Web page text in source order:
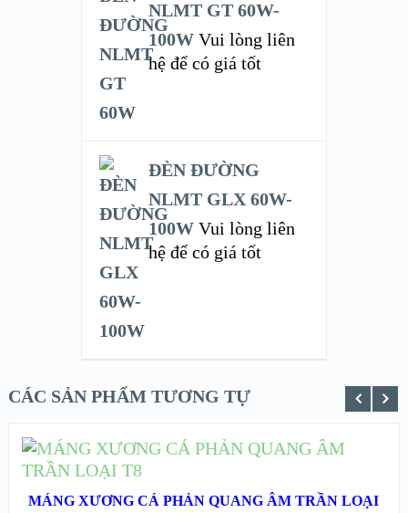
NLMT GT 60W-
100W Vui lòng liên
hệ để có giá tốt
ĐÈN ĐƯỜNG
NLMT GLX 60W-
100W Vui lòng liên
hệ để có giá tốt
CÁC SẢN PHẨM TƯƠNG TỰ
XEM NHANH
ĐỌC TIẾP
MÁNG XƯƠNG CÁ PHẢN QUANG ÂM TRẦN LOẠI